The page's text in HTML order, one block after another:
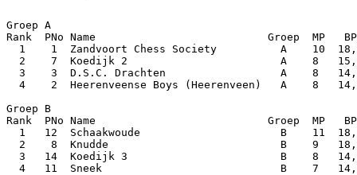
Groep A
Rank  PNo Name                           Groep  MP   BP
1    1  Zandvoort Chess Society          A    10
2    7  Koedijk 2                        A    8
3    3  D.S.C. Drachten                  A    8
4    2  Heerenveense Boys (Heerenveen)   A    8
Groep B
Rank  PNo Name                           Groep  MP   BP
1   12  Schaakwoude                      B    11
2    8  Knudde                           B    9
3   14  Koedijk 3                        B    8
4   11  Sneek                            B    7